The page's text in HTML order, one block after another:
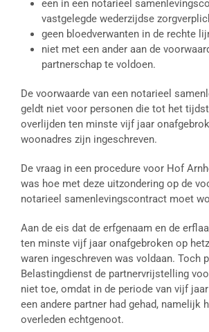
een in een notarieel
vastgelegde wederzijdse
geen bloedverwanten in de rechte
niet met een ander aan de
partnerschap te voldoen.
De voorwaarde van een notarieel
geldt niet voor personen die tot het
overlijden ten minste vijf jaar
woonadres zijn ingeschreven.
De vraag in een procedure voor Hof
was hoe met deze uitzondering op de
notarieel samenlevingscontract moet
Aan de eis dat de erfgenaam en de
ten minste vijf jaar onafgebroken op
waren ingeschreven was voldaan. Toch
Belastingdienst de partnervrijstelling
niet toe, omdat in de periode van vijf
een andere partner had gehad, namelijk
overleden echtgenoot.